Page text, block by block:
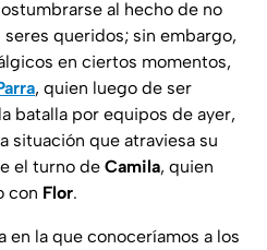
al hecho de no
queridos; sin embargo,
en ciertos momentos,
, quien luego de ser
batalla por equipos de ayer,
situación que atraviesa su
el turno de Camila, quien
con Flor.
en la que conoceríamos a los